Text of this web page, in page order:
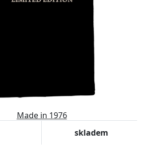
Made in 1976
skladem